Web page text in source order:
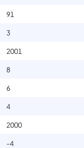
91
3
2001
8
6
4
2000
-4